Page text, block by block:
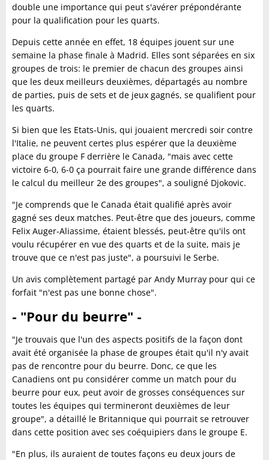
double une importance qui peut s'avérer prépondérante
pour la qualification pour les quarts.
Depuis cette année en effet, 18 équipes jouent sur une
semaine la phase finale à Madrid. Elles sont séparées en six
groupes de trois: le premier de chacun des groupes ainsi
que les deux meilleurs deuxièmes, départagés au nombre
de parties, puis de sets et de jeux gagnés, se qualifient pour
les quarts.
Si bien que les Etats-Unis, qui jouaient mercredi soir contre
l'Italie, ne peuvent certes plus espérer que la deuxième
place du groupe F derrière le Canada, "mais avec cette
victoire 6-0, 6-0 ça pourrait faire une grande différence dans
le calcul du meilleur 2e des groupes", a souligné Djokovic.
"Je comprends que le Canada était qualifié après avoir
gagné ses deux matches. Peut-être que des joueurs, comme
Felix Auger-Aliassime, étaient blessés, peut-être qu'ils ont
voulu récupérer en vue des quarts et de la suite, mais je
trouve que ce n'est pas juste", a poursuivi le Serbe.
Un avis complètement partagé par Andy Murray pour qui ce
forfait "n'est pas une bonne chose".
- "Pour du beurre" -
"Je trouvais que l'un des aspects positifs de la façon dont
avait été organisée la phase de groupes était qu'il n'y avait
pas de rencontre pour du beurre. Donc, ce que les
Canadiens ont pu considérer comme un match pour du
beurre pour eux, peut avoir de grosses conséquences sur
toutes les équipes qui termineront deuxièmes de leur
groupe", a détaillé le Britannique qui pourrait se retrouver
dans cette position avec ses coéquipiers dans le groupe E.
"En plus, ils auraient de toutes façons eu deux jours de